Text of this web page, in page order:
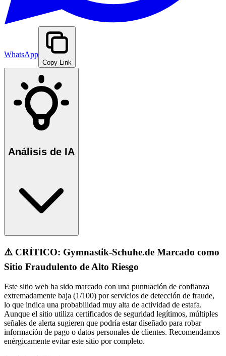
WhatsApp
Copy Link
Análisis de IA
⚠️ CRÍTICO: Gymnastik-Schuhe.de Marcado como
Sitio Fraudulento de Alto Riesgo
Este sitio web ha sido marcado con una puntuación de confianza
extremadamente baja (1/100) por servicios de detección de fraude,
lo que indica una probabilidad muy alta de actividad de estafa.
Aunque el sitio utiliza certificados de seguridad legítimos, múltiples
señales de alerta sugieren que podría estar diseñado para robar
información de pago o datos personales de clientes. Recomendamos
enérgicamente evitar este sitio por completo.